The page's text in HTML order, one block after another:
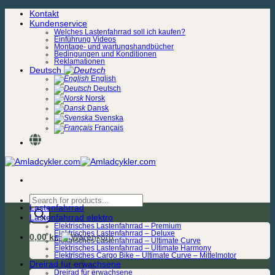
Zum
Inhalt
Kontakt
Kundenservice
Welches Lastenfahrrad soll ich kaufen?
Einführung Videos
Montage- und wartungshandbücher
Bedingungen und Konditionen
Reklamationen
Deutsch
English
Deutsch
Norsk
Dansk
Svenska
Français
Products
search
0,00kr.
Lastenfahrrad
Lastenfahrrad elektro
Elektrisches Lastenfahrrad – Premium
Elektrisches Lastenfahrrad – Deluxe
Elektrisches Lastenfahrrad – Ultimate Curve
Elektrisches Lastenfahrrad – Ultimate Harmony
Elektrisches Cargo Bike – Ultimate Curve – Mittelmotor
Dreirad für erwachsene
Dreirad für erwachsene